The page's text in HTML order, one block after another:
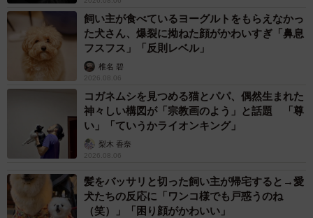
飼い主が食べているヨーグルトをもらえなかっ
た犬さん、爆裂に拗ねた顔がかわいすぎ「鼻息
フスフス」「反則レベル」
椎名 碧
2026.08.06
コガネムシを見つめる猫とパパ、偶然生まれた
神々しい構図が「宗教画のよう」と話題 「尊
い」「ていうかライオンキング」
梨木 香奈
2026.08.06
髪をバッサリと切った飼い主が帰宅すると→愛
犬たちの反応に「ワンコ様でも戸惑うのね
（笑）」「困り顔がかわいい」